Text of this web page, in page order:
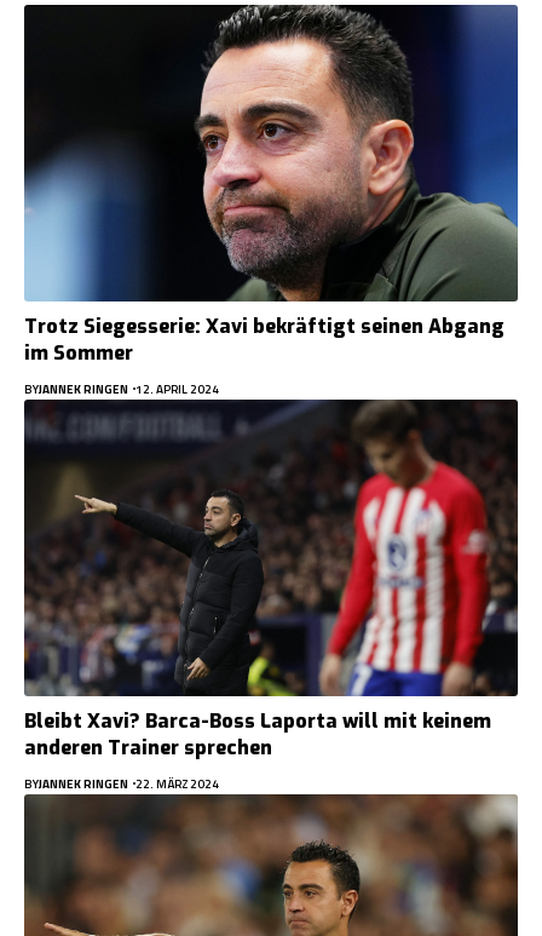
Trotz Siegesserie: Xavi bekräftigt seinen Abgang
im Sommer
BYJANNEK RINGEN 12. APRIL 2024
Bleibt Xavi? Barca-Boss Laporta will mit keinem
anderen Trainer sprechen
BYJANNEK RINGEN 22. MÄRZ 2024